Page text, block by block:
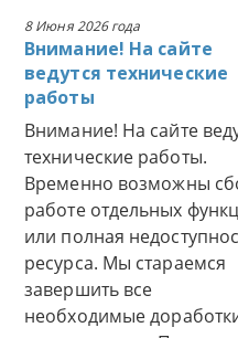
8 Июня 2026 года
Внимание! На сайте
ведутся технические
работы
Внимание! На сайте
технические работы.
Временно возможны
работе отдельных
или полная
ресурса. Мы стараемся
завершить все
необходимые